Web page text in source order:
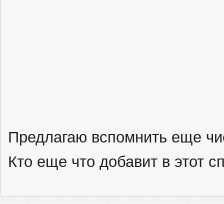
Предлагаю вспомнить еще
Кто еще что добавит в этот